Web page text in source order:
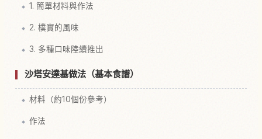
1. 簡單材料與作法
2. 樸實的風味
3. 多種口味陸續推出
沙塔安達基做法（基本食譜）
材料（約10個份參考）
作法